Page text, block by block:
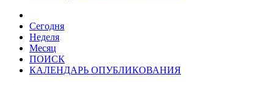
Сегодня
Неделя
Месяц
ПОИСК
КАЛЕНДАРЬ ОПУБЛИКОВАНИЯ